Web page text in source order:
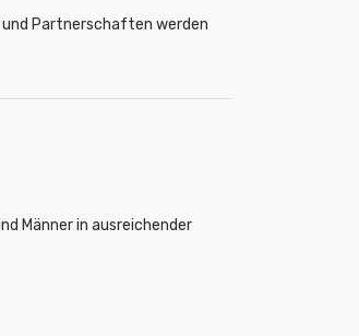
und Partnerschaften werden
Männer in ausreichender